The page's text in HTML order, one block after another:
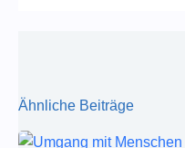
Ähnliche Beiträge